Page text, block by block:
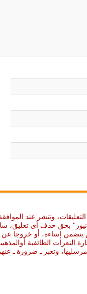
وتنشر عند
نيوز" بحق حذف أي تعليق،
يتضمن إساءة، أو خروجا عن
النعرات الطائفية
مرسليها، وتعبر ـ ضرورة